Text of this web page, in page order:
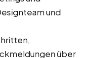
und
über